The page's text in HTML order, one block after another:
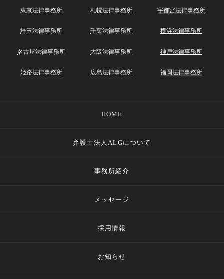
東京法律事務所 札幌法律事務所 宇都宮法律事務所
埼玉法律事務所 千葉法律事務所 横浜法律事務所
名古屋法律事務所 大阪法律事務所 神戸法律事務所
姫路法律事務所 広島法律事務所 福岡法律事務所
HOME
弁護士法人ALGについて
事務所紹介
メッセージ
採用情報
お知らせ